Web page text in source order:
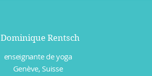
Dominique Rentsch
enseignante de yoga
Genève, Suisse